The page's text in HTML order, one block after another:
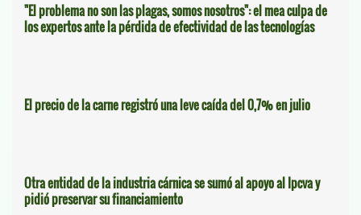
"El problema no son las plagas, somos nosotros": el mea culpa de
los expertos ante la pérdida de efectividad de las tecnologías
El precio de la carne registró una leve caída del 0,7% en julio
Otra entidad de la industria cárnica se sumó al apoyo al Ipcva y
pidió preservar su financiamiento